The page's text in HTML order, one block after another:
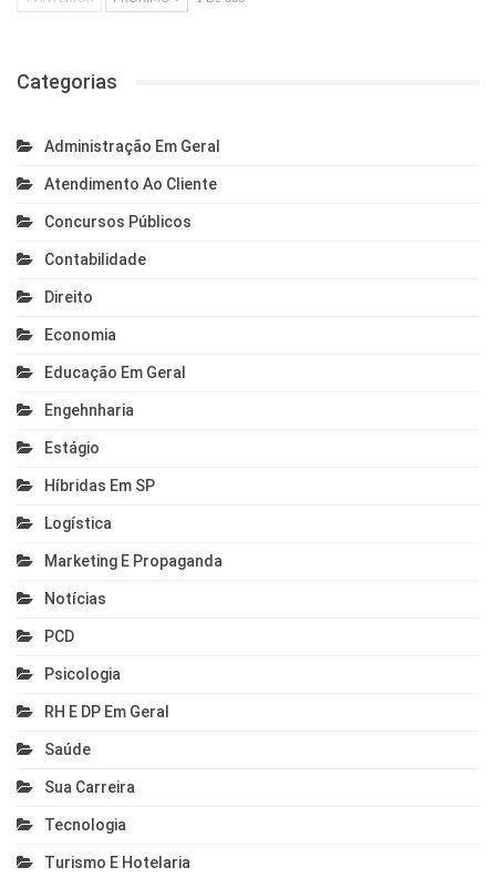
Categorias
Administração Em Geral
Atendimento Ao Cliente
Concursos Públicos
Contabilidade
Direito
Economia
Educação Em Geral
Engehnharia
Estágio
Híbridas Em SP
Logística
Marketing E Propaganda
Notícias
PCD
Psicologia
RH E DP Em Geral
Saúde
Sua Carreira
Tecnologia
Turismo E Hotelaria